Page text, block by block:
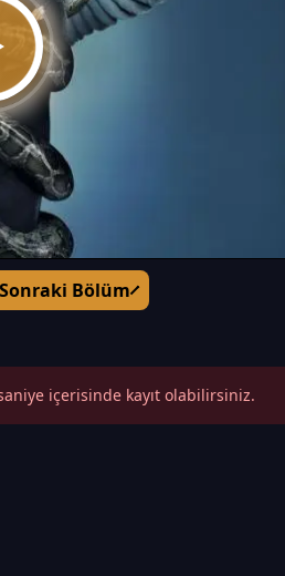
Sonraki Bölüm
içerisinde kayıt olabilirsiniz.